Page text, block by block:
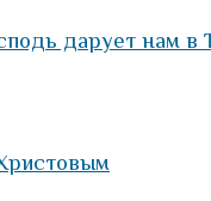
дарует нам в